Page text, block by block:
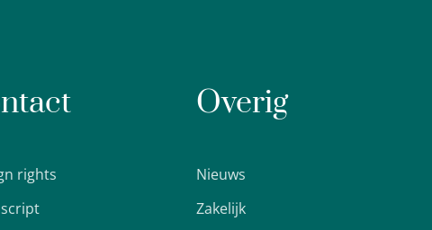
rights
Overig
Nieuws
Zakelijk